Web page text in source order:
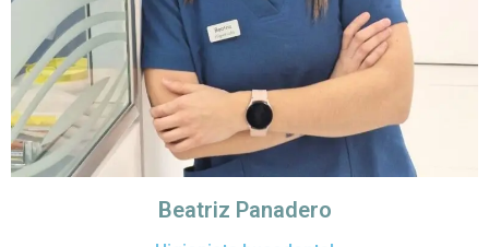
Beatriz Panadero